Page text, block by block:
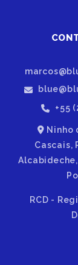
+55
Ninho
Cascais,
RCD -